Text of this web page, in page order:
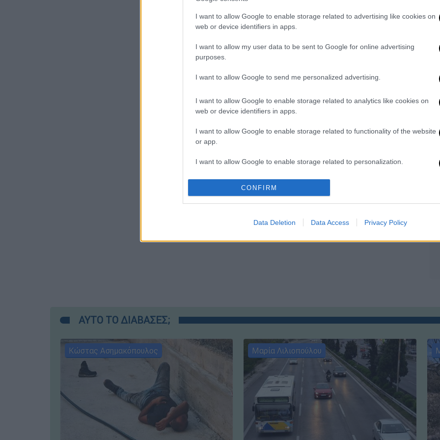
I want to allow Google to enable storage related to advertising like cookies on
web or device identifiers in apps.
I want to allow my user data to be sent to Google for online advertising
purposes.
I want to allow Google to send me personalized advertising.
I want to allow Google to enable storage related to analytics like cookies on
web or device identifiers in apps.
I want to allow Google to enable storage related to functionality of the website
or app.
I want to allow Google to enable storage related to personalization.
I want to allow Google to enable storage related to security, including
authentication functionality and fraud prevention, and other user protection.
CONFIRM
Data Deletion Data Access Privacy Policy
ΑΥΤΟ ΤΟ ΔΙΑΒΑΣΕΣ;
Κώστας Ασημακόπουλος Μαρία Λιλιοπούλου